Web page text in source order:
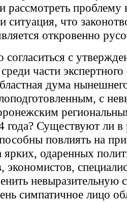
рассмотреть проблему
ситуация, что
откровенно
с
части
дума
с
года? Существуют ли в
повлиять на
одаренных
экономистов,
невыразительную
симпатичное лицо